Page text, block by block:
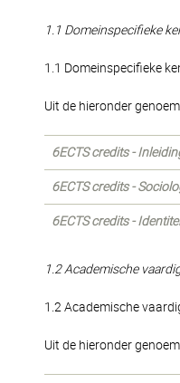
1.1 Domeinspecifieke
1.1 Domeinspecifieke
Uit de hieronder
6ECTS credits -
6ECTS credits -
6ECTS credits -
1.2 Academische
1.2 Academische
Uit de hieronder